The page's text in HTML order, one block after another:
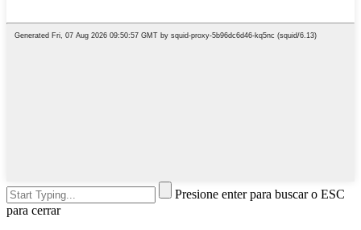
Presione enter para buscar o ESC
para cerrar